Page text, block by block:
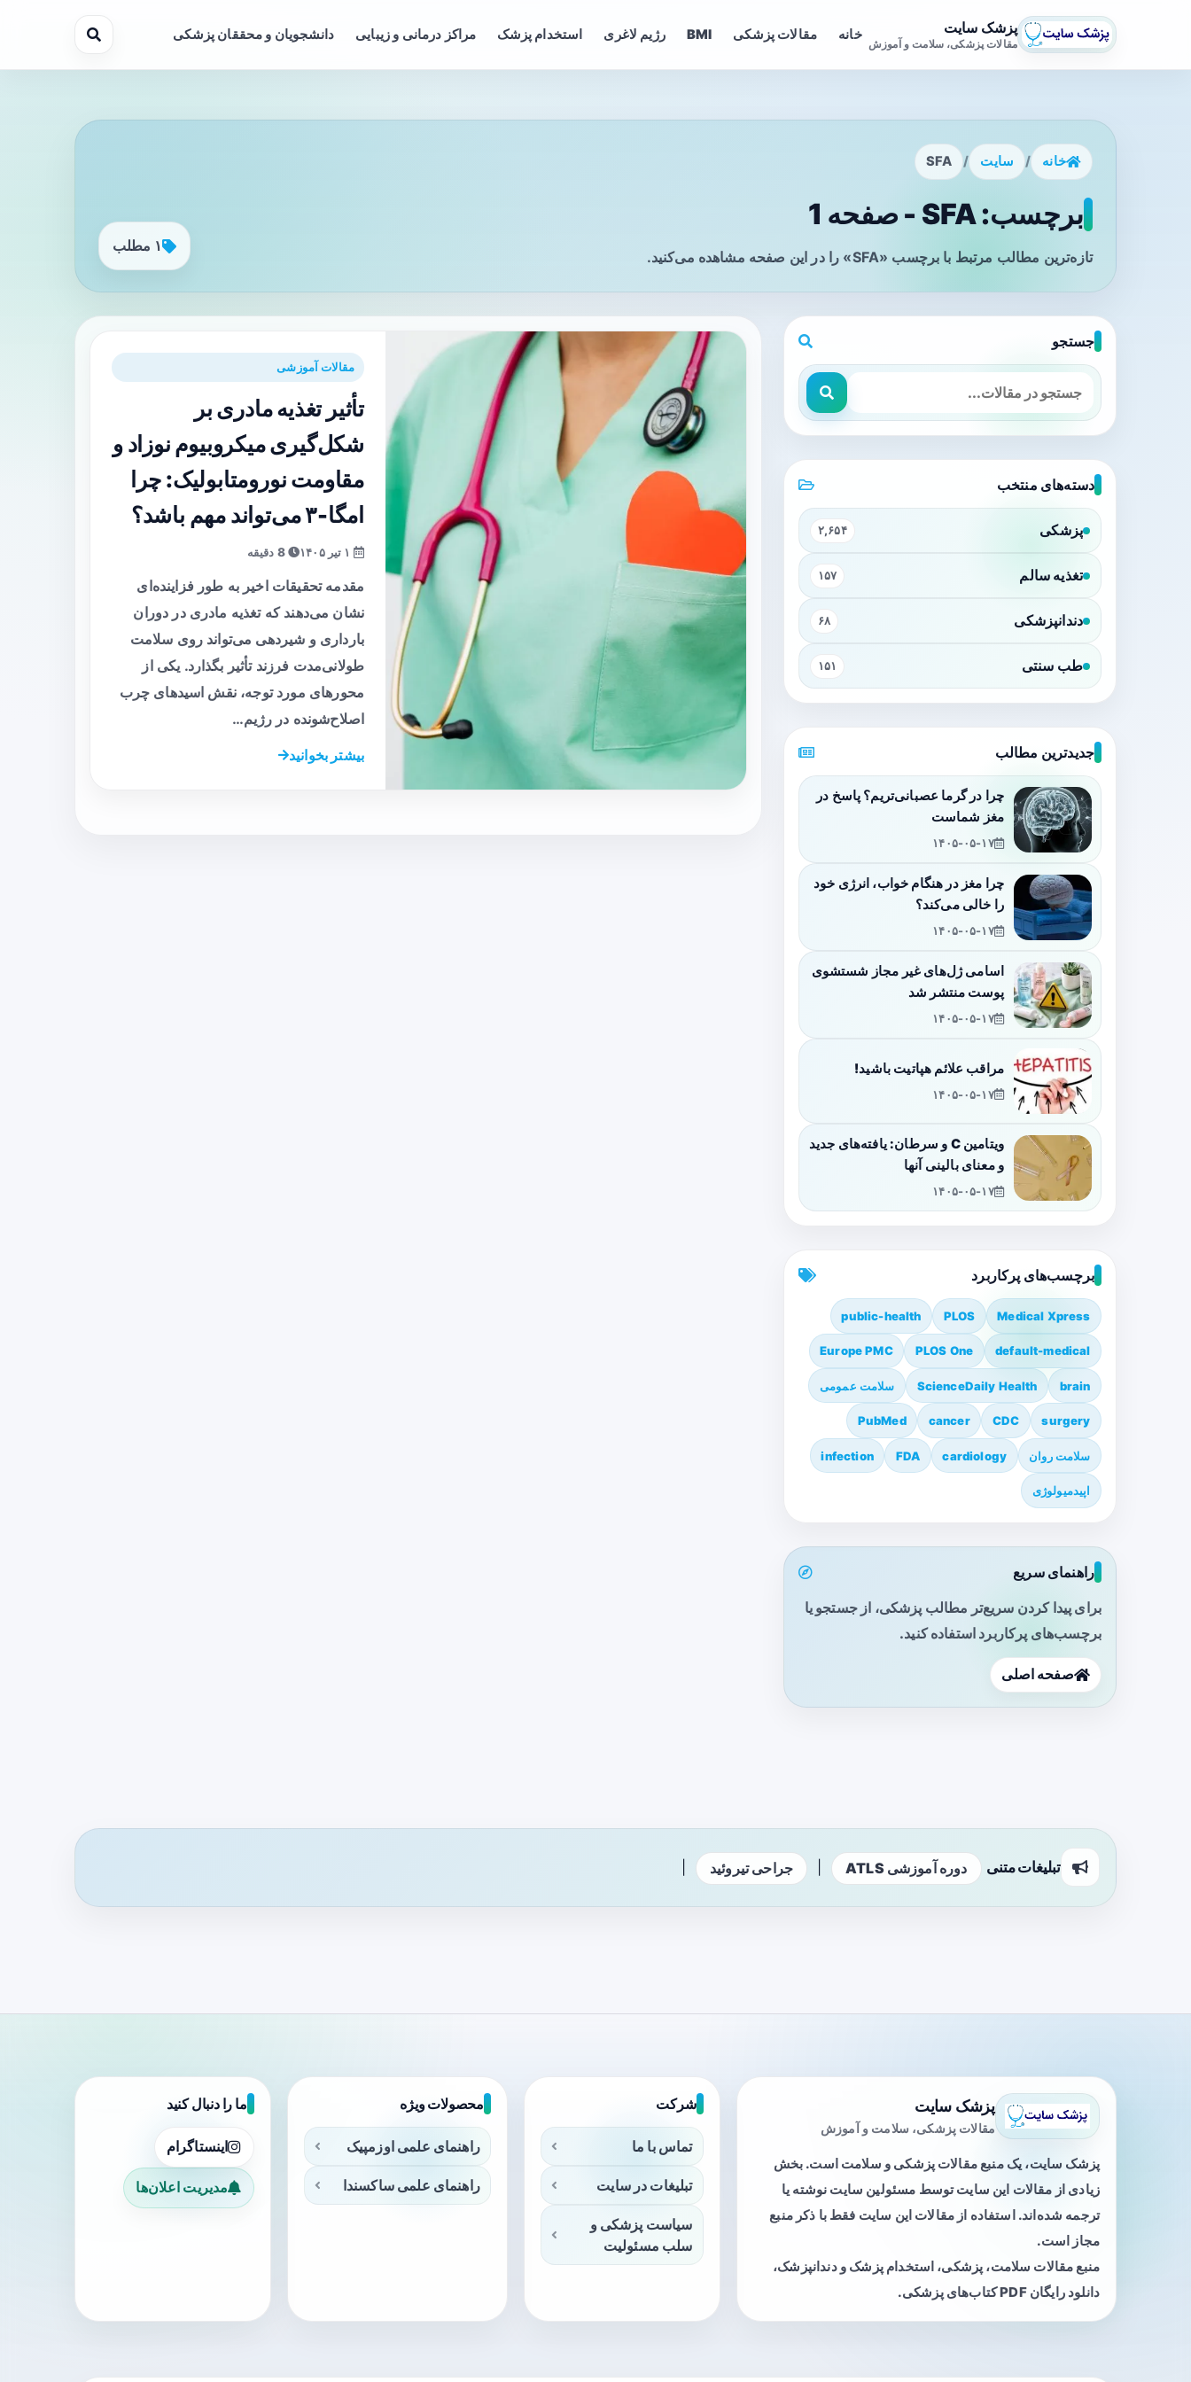
پزشک سایت
مقالات پزشکی، سلامت و آموزش
خانه مقالات پزشکی BMI رژیم لاغری استخدام پزشک مراکز درمانی و زیبایی دانشجویان و محققان پزشکی
خانه / سایت /
SFA
برچسب: SFA - صفحه 1
تازه‌ترین مطالب مرتبط با برچسب «SFA» را در این صفحه مشاهده می‌کنید.
۱ مطلب
مقالات آموزشی
تأثیر تغذیه مادری بر
شکل‌گیری میکروبیوم نوزاد و
مقاومت نورومتابولیک: چرا
امگا‑۳ می‌تواند مهم باشد؟
8 دقیقه
مقدمه تحقیقات اخیر به طور فزاینده‌ای
نشان می‌دهند که تغذیه مادری در دوران
بارداری و شیردهی می‌تواند روی سلامت
طولانی‌مدت فرزند تأثیر بگذارد. یکی از
محورهای مورد توجه، نقش اسیدهای چرب
اصلاح‌شونده در رژیم…
بیشتر بخوانید
جستجو
دسته‌های منتخب
پزشکی ۲,۶۵۴
تغذیه سالم ۱۵۷
دندانپزشکی ۶۸
طب سنتی ۱۵۱
جدیدترین مطالب
چرا در گرما عصبانی‌تریم؟ پاسخ در
مغز شماست
۱۴۰۵-۰۵-۱۷
چرا مغز در هنگام خواب، انرژی خود
را خالی می‌کند؟
۱۴۰۵-۰۵-۱۷
اسامی ژل‌های غیر مجاز شستشوی
پوست منتشر شد
۱۴۰۵-۰۵-۱۷
مراقب علائم هپاتیت باشید!
۱۴۰۵-۰۵-۱۷
ویتامین C و سرطان: یافته‌های جدید
و معنای بالینی آنها
۱۴۰۵-۰۵-۱۷
برچسب‌های پرکاربرد
Medical Xpress
PLOS
public-health
default-medical
PLOS One
Europe PMC
brain
ScienceDaily Health سلامت عمومی
surgery
CDC
cancer
PubMed
سلامت روان cardiology
FDA
infection
اپیدمیولوژی
راهنمای سریع
برای پیدا کردن سریع‌تر مطالب پزشکی، از جستجو یا
برچسب‌های پرکاربرد استفاده کنید.
صفحه اصلی
تبلیغات متنی دوره آموزشی ATLS جراحی تیروئید
پزشک سایت
مقالات پزشکی، سلامت و آموزش
پزشک سایت، یک منبع مقالات پزشکی و سلامت است. بخش
زیادی از مقالات این سایت توسط مسئولین سایت نوشته یا
ترجمه شده‌اند. استفاده از مقالات این سایت فقط با ذکر منبع
مجاز است.
منبع مقالات سلامت، پزشکی، استخدام پزشک و دندانپزشک،
دانلود رایگان PDF کتاب‌های پزشکی.
شرکت
تماس با ما
تبلیغات در سایت
سیاست پزشکی و
سلب مسئولیت
محصولات ویژه
راهنمای علمی اوزمپیک
راهنمای علمی ساکسندا
ما را دنبال کنید
اینستاگرام
مدیریت اعلان‌ها